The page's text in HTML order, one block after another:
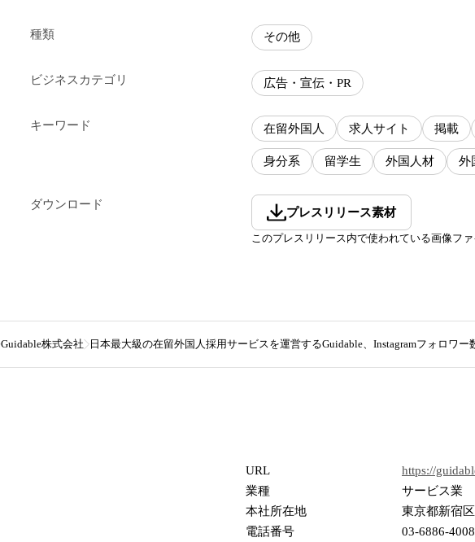
種類 その他
ビジネスカテゴリ 広告・宣伝・PR
キーワード 在留外国人 求人サイト 掲載
身分系 留学生 外国人材 外
ダウンロード
プレスリリース素材
このプレスリリース内で使われている画像フ
Guidable株式会社 日本最大級の在留外国人採用サービスを運営するGuidable、Instagramフォロワ
URL
https://
業種
サービス業
本社所在地
東京都新宿
電話番号
03-6886-4008